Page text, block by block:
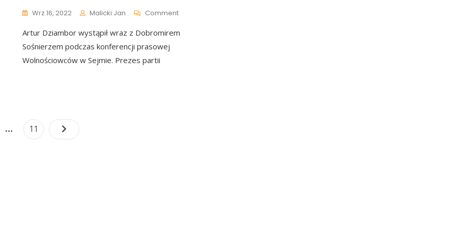
Wrz 16, 2022 Malicki Jan CommentOn
Dziambor
Artur Dziambor wystąpił wraz z Dobromirem
Sośnierzem podczas konferencji prasowej
Wolnościowców w Sejmie. Prezes partii
Nawigacja
po
… Page
11